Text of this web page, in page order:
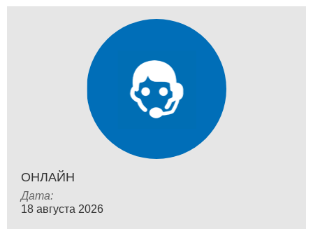
ОНЛАЙН
Дата:
18 августа 2026